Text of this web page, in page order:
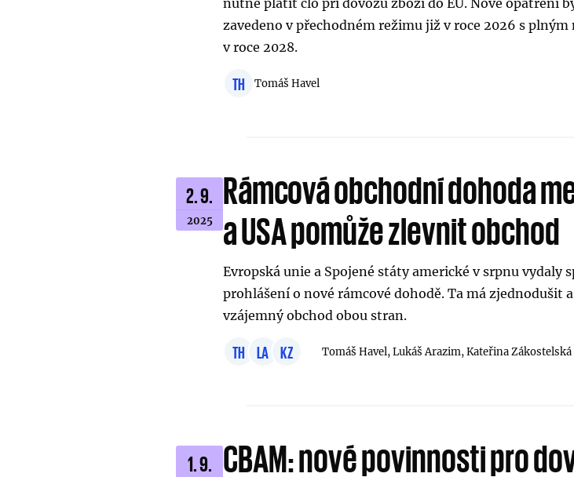
zavedeno v přechodném režimu již v roce 2026 s plným
v roce 2028.
TH Tomáš Havel
2. 9.
2025
Rámcová obchodní dohoda
a USA pomůže zlevnit obchod
Evropská unie a Spojené státy americké v srpnu vydaly
prohlášení o nové rámcové dohodě. Ta má zjednodušit
vzájemný obchod obou stran.
TH LA KZ Tomáš Havel,Lukáš Arazim,Kateřina Zákostelská
1. 9. CBAM: nové povinnosti pro